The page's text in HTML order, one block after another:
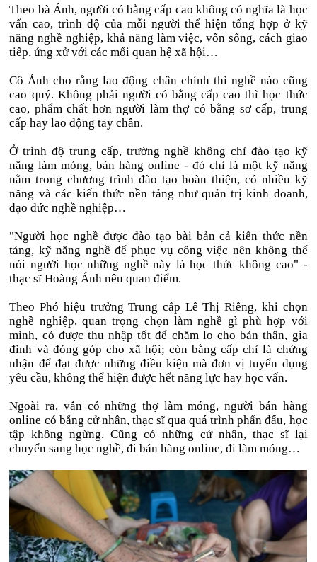
Theo bà Ánh, người có bằng cấp cao không có nghĩa là học
vấn cao, trình độ của mỗi người thể hiện tổng hợp ở kỹ
năng nghề nghiệp, khả năng làm việc, vốn sống, cách giao
tiếp, ứng xử với các mối quan hệ xã hội…
Cô Ánh cho rằng lao động chân chính thì nghề nào cũng
cao quý. Không phải người có bằng cấp cao thì học thức
cao, phẩm chất hơn người làm thợ có bằng sơ cấp, trung
cấp hay lao động tay chân.
Ở trình độ trung cấp, trường nghề không chỉ đào tạo kỹ
năng làm móng, bán hàng online - đó chỉ là một kỹ năng
nằm trong chương trình đào tạo hoàn thiện, có nhiều kỹ
năng và các kiến thức nền tảng như quản trị kinh doanh,
đạo đức nghề nghiệp…
"Người học nghề được đào tạo bài bản cả kiến thức nền
tảng, kỹ năng nghề để phục vụ công việc nên không thể
nói người học những nghề này là học thức không cao" -
thạc sĩ Hoàng Ánh nêu quan điểm.
Theo Phó hiệu trưởng Trung cấp Lê Thị Riêng, khi chọn
nghề nghiệp, quan trọng chọn làm nghề gì phù hợp với
mình, có được thu nhập tốt để chăm lo cho bản thân, gia
đình và đóng góp cho xã hội; còn bằng cấp chỉ là chứng
nhận để đạt được những điều kiện mà đơn vị tuyển dụng
yêu cầu, không thể hiện được hết năng lực hay học vấn.
Ngoài ra, vẫn có những thợ làm móng, người bán hàng
online có bằng cử nhân, thạc sĩ qua quá trình phấn đấu, học
tập không ngừng. Cũng có những cử nhân, thạc sĩ lại
chuyển sang học nghề, đi bán hàng online, đi làm móng…